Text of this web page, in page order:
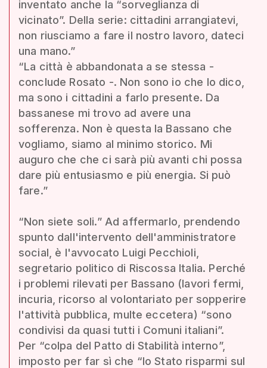
inventato anche la “sorveglianza di
vicinato”. Della serie: cittadini arrangiatevi,
non riusciamo a fare il nostro lavoro, dateci
una mano.”
“La città è abbandonata a se stessa -
conclude Rosato -. Non sono io che lo dico,
ma sono i cittadini a farlo presente. Da
bassanese mi trovo ad avere una
sofferenza. Non è questa la Bassano che
vogliamo, siamo al minimo storico. Mi
auguro che che ci sarà più avanti chi possa
dare più entusiasmo e più energia. Si può
fare.”
“Non siete soli.” Ad affermarlo, prendendo
spunto dall'intervento dell'amministratore
social, è l'avvocato Luigi Pecchioli,
segretario politico di Riscossa Italia. Perché
i problemi rilevati per Bassano (lavori fermi,
incuria, ricorso al volontariato per sopperire
l'attività pubblica, multe eccetera) “sono
condivisi da quasi tutti i Comuni italiani”.
Per “colpa del Patto di Stabilità interno”,
imposto per far sì che “lo Stato risparmi sul